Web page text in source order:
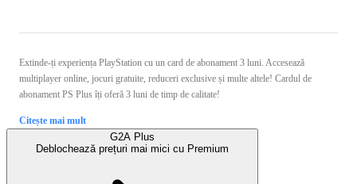
Extinde-ți experiența PlayStation cu un card de abonament 3 luni. Accesează
multiplayer online, jocuri gratuite, reduceri exclusive și multe altele! Cardul de
abonament PS Plus îți oferă 3 luni de timp de calitate!
Citește mai mult
G2A Plus
Deblochează prețuri mai mici cu Premium